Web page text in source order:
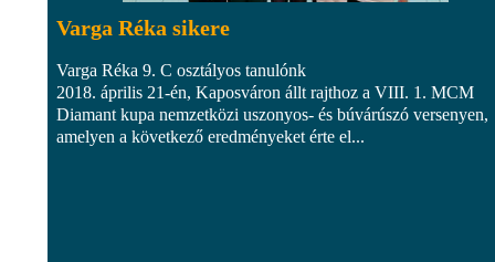
Varga Réka sikere
Varga Réka 9. C osztályos tanulónk
2018. április 21-én, Kaposváron állt rajthoz a VIII. 1. MCM
Diamant kupa nemzetközi uszonyos- és búvárúszó versenyen,
amelyen a következő eredményeket érte el...